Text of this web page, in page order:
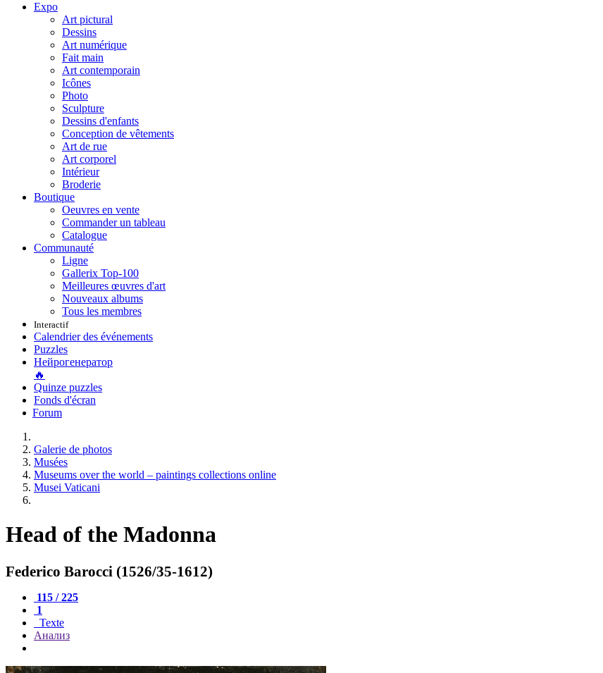
Expo
Art pictural
Dessins
Art numérique
Fait main
Art contemporain
Icônes
Photo
Sculpture
Dessins d'enfants
Conception de vêtements
Art de rue
Art corporel
Intérieur
Broderie
Boutique
Oeuvres en vente
Commander un tableau
Catalogue
Communauté
Ligne
Gallerix Top-100
Meilleures œuvres d'art
Nouveaux albums
Tous les membres
Interactif
Calendrier des événements
Puzzles
Нейрогенератор
🔥
Quinze puzzles
Fonds d'écran
Forum
Galerie de photos
Musées
Museums over the world – paintings collections online
Musei Vaticani
Head of the Madonna
Federico Barocci (1526/35-1612)
115 / 225
1
Texte
Анализ